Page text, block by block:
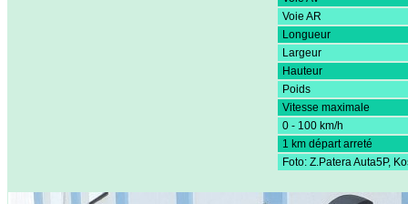
Voie AR
Longueur
Largeur
Hauteur
Poids
Vitesse maximale
0 - 100 km/h
1 km départ arreté
Foto: Z.Patera Auta5P,